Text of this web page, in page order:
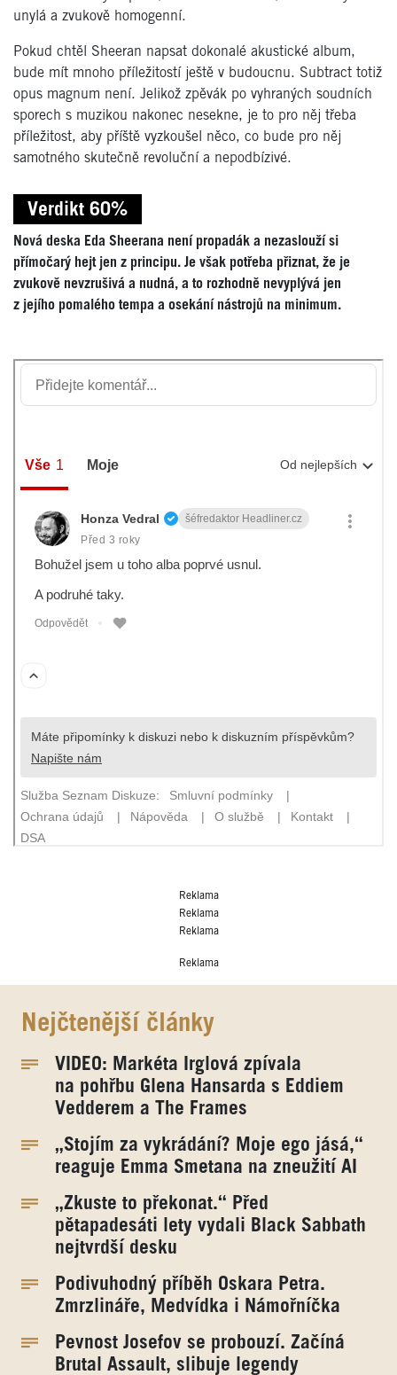
unylá a zvukově homogenní.
Pokud chtěl Sheeran napsat dokonalé akustické album,
bude mít mnoho příležitostí ještě v budoucnu. Subtract totiž
opus magnum není. Jelikož zpěvák po vyhraných soudních
sporech s muzikou nakonec nesekne, je to pro něj třeba
příležitost, aby příště vyzkoušel něco, co bude pro něj
samotného skutečně revoluční a nepodbízivé.
Verdikt 60%
Nová deska Eda Sheerana není propadák a nezaslouží si
přímočarý hejt jen z principu. Je však potřeba přiznat, že je
zvukově nevzrušivá a nudná, a to rozhodně nevyplývá jen
z jejího pomalého tempa a osekání nástrojů na minimum.
Reklama
Reklama
Reklama
Reklama
Nejčtenější články
VIDEO: Markéta Irglová zpívala
na pohřbu Glena Hansarda s Eddiem
Vedderem a The Frames
„Stojím za vykrádání? Moje ego jásá,“
reaguje Emma Smetana na zneužití AI
„Zkuste to překonat.“ Před
pětapadesáti lety vydali Black Sabbath
nejtvrdší desku
Podivuhodný příběh Oskara Petra.
Zmrzlináře, Medvídka i Námořníčka
Pevnost Josefov se probouzí. Začíná
Brutal Assault, slibuje legendy